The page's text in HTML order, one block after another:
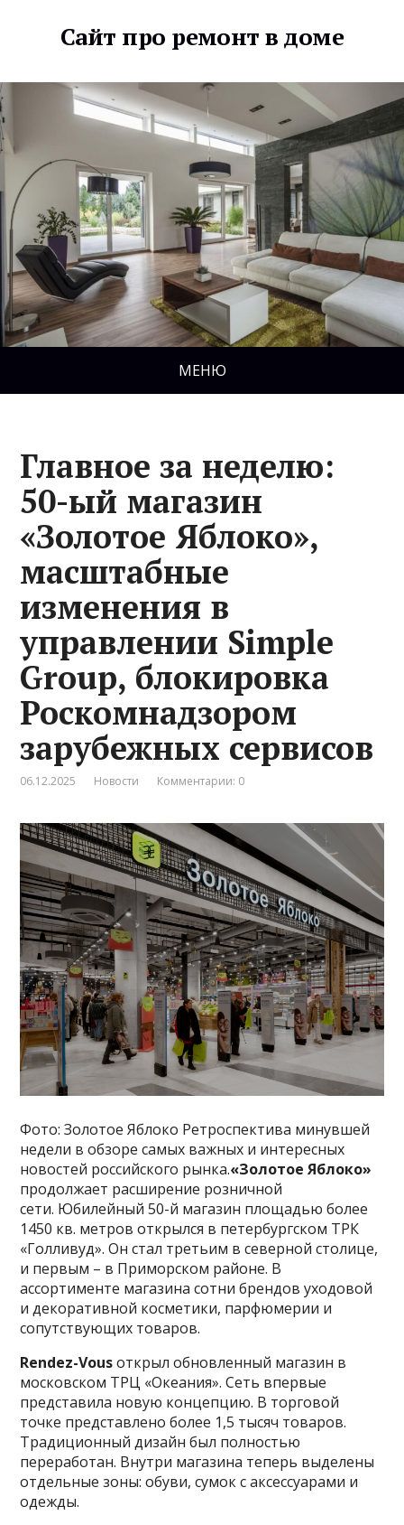
Сайт про ремонт в доме
МЕНЮ
Главное за неделю:
50-ый магазин
«Золотое Яблоко»,
масштабные
изменения в
управлении Simple
Group, блокировка
Роскомнадзором
зарубежных сервисов
06.12.2025 Новости Комментарии: 0
Фото: Золотое Яблоко Ретроспектива минувшей
недели в обзоре самых важных и интересных
новостей российского рынка.«Золотое Яблоко»
продолжает расширение розничной
сети. Юбилейный 50-й магазин площадью более
1450 кв. метров открылся в петербургском ТРК
«Голливуд». Он стал третьим в северной столице,
и первым – в Приморском районе. В
ассортименте магазина сотни брендов уходовой
и декоративной косметики, парфюмерии и
сопутствующих товаров.
Rendez-Vousоткрыл обновленный магазин в
московском ТРЦ «Океания». Сеть впервые
представила новую концепцию. В торговой
точке представлено более 1,5 тысяч товаров.
Традиционный дизайн был полностью
переработан. Внутри магазина теперь выделены
отдельные зоны: обуви, сумок с аксессуарами и
одежды.